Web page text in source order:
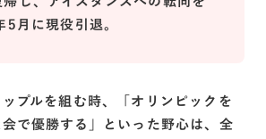
月に現役引退。
プルを組む時、「オリンピックを
で優勝する」といった野心は、全